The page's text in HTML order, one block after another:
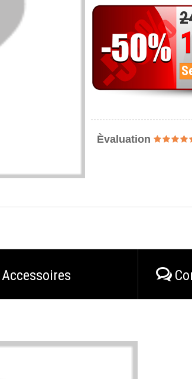
Èvaluation
Accessoires